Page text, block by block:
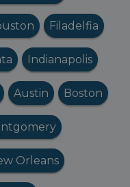
Filadelfia
Indianapolis
Austin Boston
Orleans